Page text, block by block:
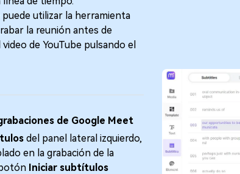
puede utilizar la herramienta
la reunión antes de
de YouTube pulsando el
de Google Meet
del panel lateral izquierdo,
en la grabación de la
Iniciar subtítulos